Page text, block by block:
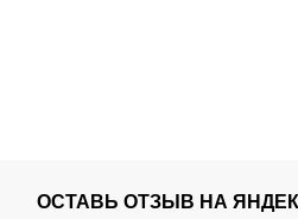
ОСТАВЬ ОТЗЫВ НА